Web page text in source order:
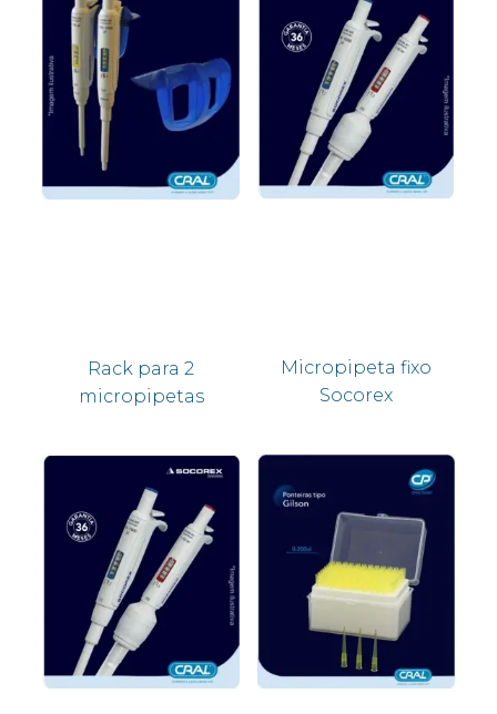
Rack para 2
micropipetas
Micropipeta fixo
Socorex